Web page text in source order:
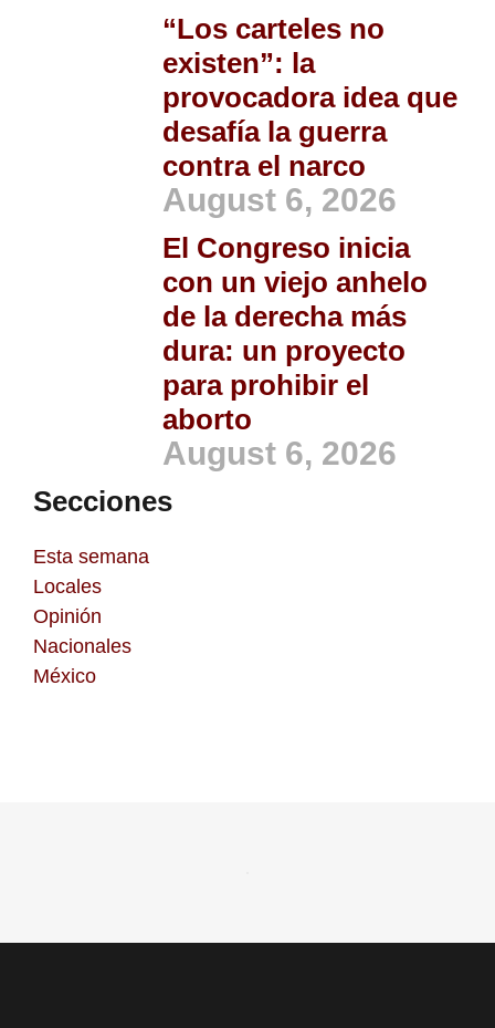
“Los carteles no
existen”: la
provocadora idea que
desafía la guerra
contra el narco
August 6, 2026
El Congreso inicia
con un viejo anhelo
de la derecha más
dura: un proyecto
para prohibir el
aborto
August 6, 2026
Secciones
Esta semana
Locales
Opinión
Nacionales
México